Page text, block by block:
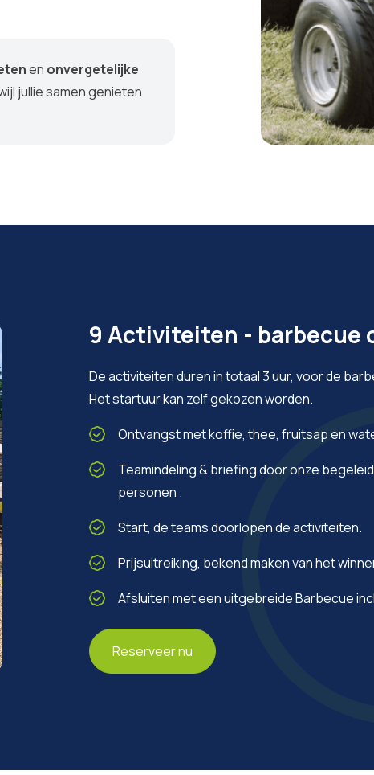
en onvergetelijke
jullie samen genieten
9 Activiteiten - barbecue
De activiteiten duren in totaal 3 uur, voor de
Het startuur kan zelf gekozen worden.
Ontvangst met koffie, thee, fruitsap en
Teamindeling & briefing door onze
personen .
Start, de teams doorlopen de activiteiten.
Prijsuitreiking, bekend maken van het
Afsluiten met een uitgebreide Barbecue
Reserveer nu